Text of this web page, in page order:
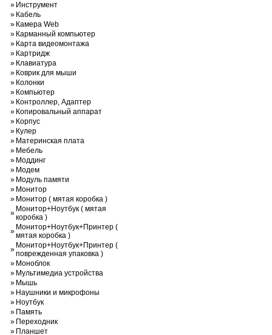
» Инструмент
» Кабель
» Камера Web
» Карманный компьютер
» Карта видеомонтажа
» Картридж
» Клавиатура
» Коврик для мыши
» Колонки
» Компьютер
» Контроллер, Адаптер
» Копировальный аппарат
» Корпус
» Кулер
» Материнская плата
» Мебель
» Моддинг
» Модем
» Модуль памяти
» Монитор
» Монитор ( мятая коробка )
» Монитор+Ноутбук ( мятая
коробка )
» Монитор+Ноутбук+Принтер (
мятая коробка )
» Монитор+Ноутбук+Принтер (
поврежденная упаковка )
» Моноблок
» Мультимедиа устройства
» Мышь
» Наушники и микрофоны
» Ноутбук
» Память
» Переходник
» Планшет